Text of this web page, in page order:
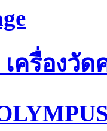
เครื่องวั